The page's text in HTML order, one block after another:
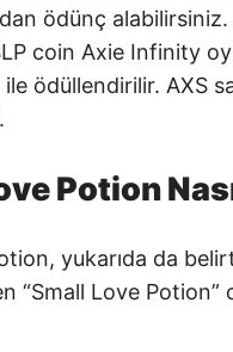
ödünç alabilirsiniz.
coin Axie Infinity
ile ödüllendirilir.
Potion
yukarıda da
“Small Love Potion”